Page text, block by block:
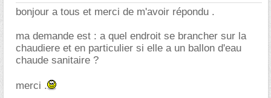
bonjour a tous et merci de m'avoir répondu .
ma demande est : a quel endroit se brancher sur la
chaudiere et en particulier si elle a un ballon d'eau
chaude sanitaire ?
merci .